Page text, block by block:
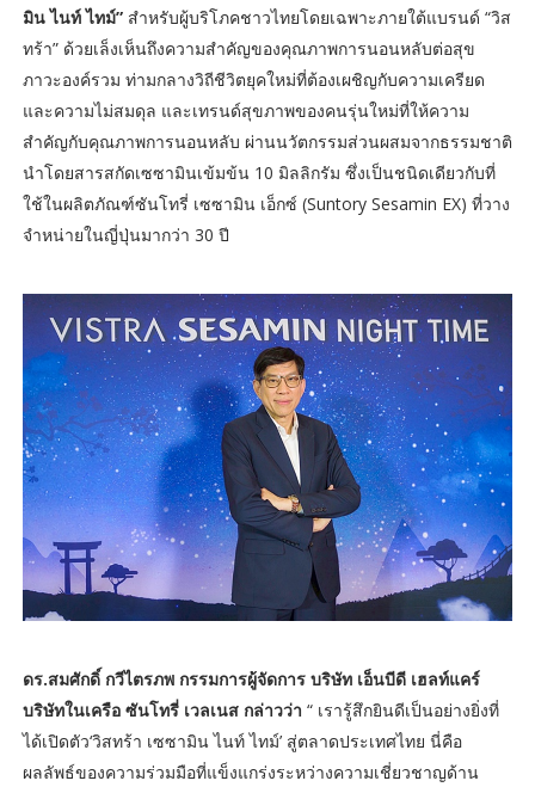
มิน ไนท์ ไทม์”สำหรับผู้บริโภคชาวไทยโดยเฉพาะภายใต้แบรนด์ “วิส
ทร้า” ด้วยเล็งเห็นถึงความสำคัญของคุณภาพการนอนหลับต่อสุข
ภาวะองค์รวม ท่ามกลางวิถีชีวิตยุคใหม่ที่ต้องเผชิญกับความเครียด
และความไม่สมดุล และเทรนด์สุขภาพของคนรุ่นใหม่ที่ให้ความ
สำคัญกับคุณภาพการนอนหลับ ผ่านนวัตกรรมส่วนผสมจากธรรมชาติ
นำโดยสารสกัดเซซามินเข้มข้น 10 มิลลิกรัม ซึ่งเป็นชนิดเดียวกับที่
ใช้ในผลิตภัณฑ์ซันโทรี่ เซซามิน เอ็กซ์ (Suntory Sesamin EX) ที่วาง
จำหน่ายในญี่ปุ่นมากว่า 30 ปี
ดร.สมศักดิ์ กวีไตรภพ กรรมการผู้จัดการ บริษัท เอ็นบีดี เฮลท์แคร์
บริษัทในเครือ ซันโทรี่ เวลเนส กล่าวว่า “ เรารู้สึกยินดีเป็นอย่างยิ่งที่
ได้เปิดตัว‘วิสทร้า เซซามิน ไนท์ ไทม์’ สู่ตลาดประเทศไทย นี่คือ
ผลลัพธ์ของความร่วมมือที่แข็งแกร่งระหว่างความเชี่ยวชาญด้าน